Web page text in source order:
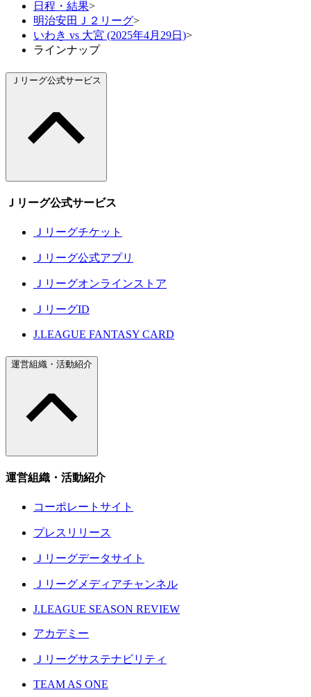
日程・結果>
明治安田Ｊ２リーグ>
いわき vs 大宮 (2025年4月29日)>
ラインナップ
Ｊリーグ公式サービス
Ｊリーグ公式サービス
Ｊリーグチケット
Ｊリーグ公式アプリ
Ｊリーグオンラインストア
ＪリーグID
J.LEAGUE FANTASY CARD
運営組織・活動紹介
運営組織・活動紹介
コーポレートサイト
プレスリリース
Ｊリーグデータサイト
Ｊリーグメディアチャンネル
J.LEAGUE SEASON REVIEW
アカデミー
Ｊリーグサステナビリティ
TEAM AS ONE